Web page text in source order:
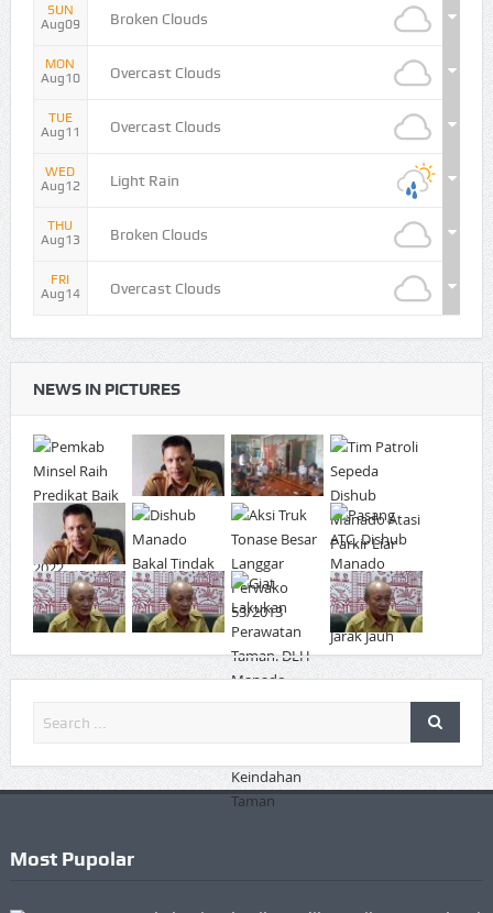
SUN
Aug09
Broken Clouds
MON
Aug10
Overcast Clouds
TUE
Aug11
Overcast Clouds
WED
Aug12
Light Rain
THU
Aug13
Broken Clouds
FRI
Aug14
Overcast Clouds
NEWS IN PICTURES
Most Pupolar